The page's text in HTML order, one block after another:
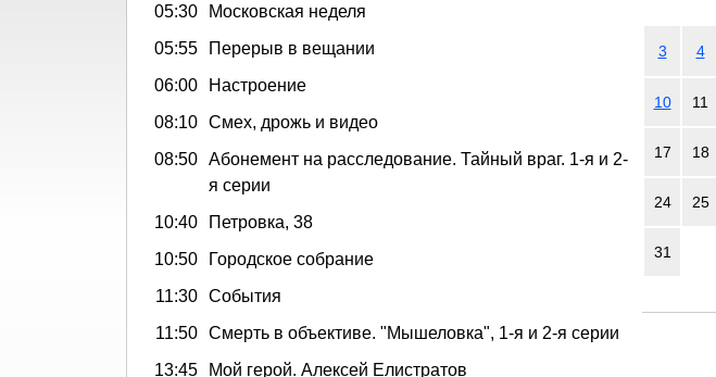
05:30
Московская неделя
05:55
Перерыв в вещании
06:00
Настроение
08:10 Смех, дрожь и видео
08:50 Абонемент на расследование. Тайный враг. 1-я и 2-
я серии
10:40
Петровка, 38
10:50
Городское собрание
11:30 События
11:50 Смерть в объективе. "Мышеловка", 1-я и 2-я серии
13:45
Мой герой. Алексей Елистратов
3 4
10 11
17 18
24 25
31